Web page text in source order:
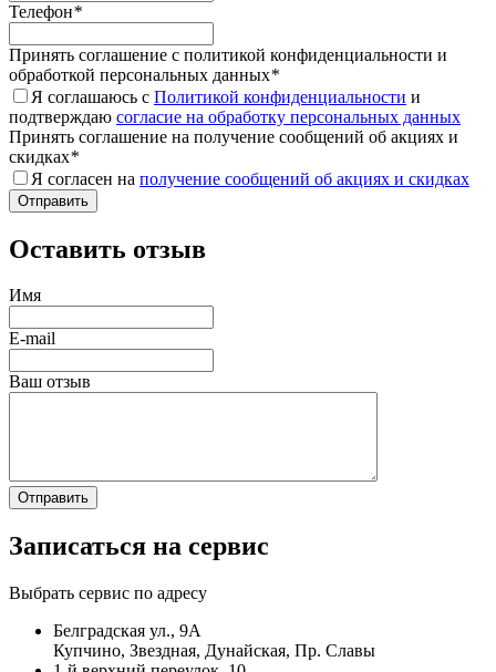
Телефон*
Принять соглашение с политикой конфиденциальности и
обработкой персональных данных*
Я соглашаюсь с Политикой конфиденциальности и
подтверждаю согласие на обработку персональных данных
Принять соглашение на получение сообщений об акциях и
скидках*
Я согласен на получение сообщений об акциях и скидках
Оставить отзыв
Имя
E-mail
Ваш отзыв
Записаться на сервис
Выбрать сервис по адресу
Белградская ул., 9А
Купчино, Звездная, Дунайская, Пр. Славы